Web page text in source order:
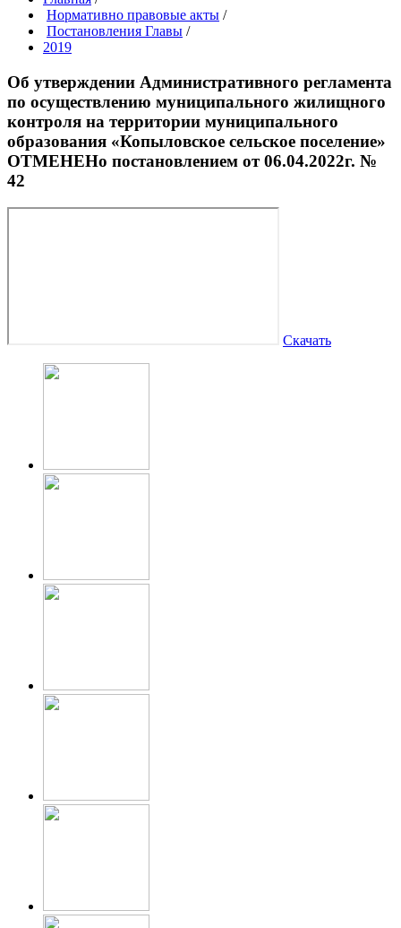
Нормативно правовые акты /
Постановления Главы /
2019
Об утверждении Административного регламента
по осуществлению муниципального жилищного
контроля на территории муниципального
образования «Копыловское сельское поселение»
ОТМЕНЕНо постановлением от 06.04.2022г. №
42
Скачать